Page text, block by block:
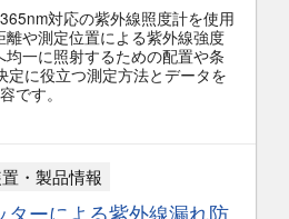
対応の紫外線照度計を使用
や測定位置による紫外線強度
一に照射するための配置や条
に役立つ測定方法とデータを
です。
・製品情報
ーによる紫外線漏れ防